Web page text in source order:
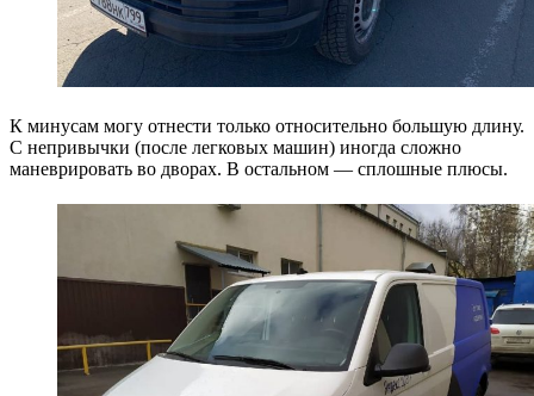
К минусам могу отнести только относительно большую длину.
С непривычки (после легковых машин) иногда сложно
маневрировать во дворах. В остальном — сплошные плюсы.